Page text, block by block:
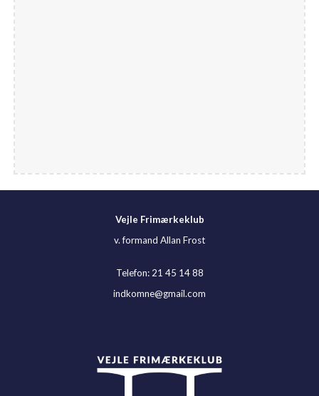
Vejle Frimærkeklub
v. formand Allan Frost
Telefon: 21 45 14 88
indkomne@gmail.com